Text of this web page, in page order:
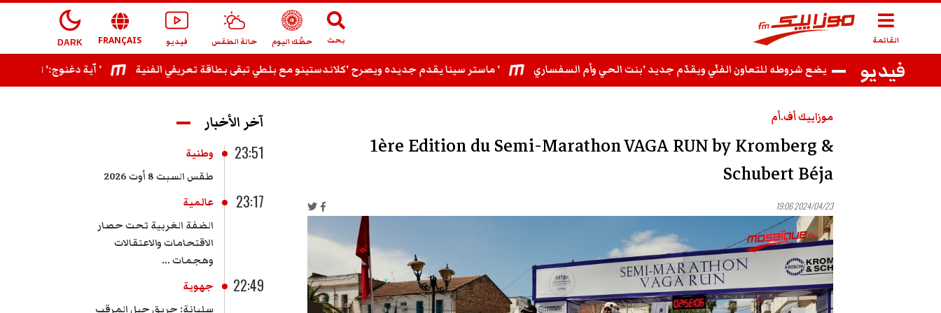
القائمة بحث حظّك اليوم حالة الطقس فيديو FRANÇAIS
DARK
فيديو
موزاييك أف.أم
1ère Edition du Semi-Marathon VAGA RUN by Kromberg &
Schubert Béja
2024/04/23 19:06
آخر الأخبار
23:51
وطنية
طقس السبت 8 أوت 2026
23:17
عالمية
الضفة الغربية تحت حصار
الاقتحامات والاعتقالات
وهجمات ...
22:49
جهوية
سليانة: حريق جبل المرقب